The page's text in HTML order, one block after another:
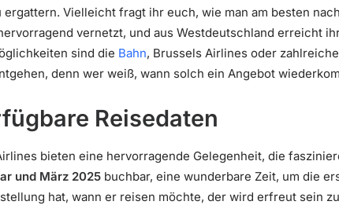
Vielleicht fragt ihr euch, wie man am besten
vernetzt, und aus Westdeutschland erreicht
sind die Bahn, Brussels Airlines oder
denn wer weiß, wann solch ein Angebot
Reisedaten
bieten eine hervorragende Gelegenheit, die
und März 2025 buchbar, eine wunderbare Zeit, um die
hat, wann er reisen möchte, der wird erfreut sein